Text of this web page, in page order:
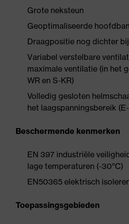
Grote neksteun
Geoptimaliseerde
Draagpositie nog dichter
Variabel verstelbare
maximale ventilatie (in het
WR en S-KR)
Volledig gesloten
het laagspanningsbereik
Beschermende kenmerken
EN 397 industriële
lage temperaturen (-30°C)
EN50365 elektrisch
Toepassingsgebieden